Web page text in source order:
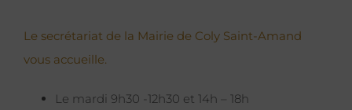
Le secrétariat de la Mairie de Coly Saint-Amand
vous accueille.
Le mardi 9h30 -12h30 et 14h – 18h